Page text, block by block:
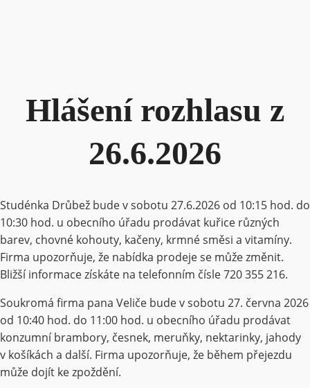
Hlášení rozhlasu z
26.6.2026
Studénka Drůbež bude v sobotu 27.6.2026 od 10:15 hod. do
10:30 hod. u obecního úřadu prodávat kuřice různých
barev, chovné kohouty, kačeny, krmné směsi a vitamíny.
Firma upozorňuje, že nabídka prodeje se může změnit.
Bližší informace získáte na telefonním čísle 720 355 216.
Soukromá firma pana Veliče bude v sobotu 27. června 2026
od 10:40 hod. do 11:00 hod. u obecního úřadu prodávat
konzumní brambory, česnek, meruňky, nektarinky, jahody
v košíkách a další. Firma upozorňuje, že během přejezdu
může dojít ke zpoždění.